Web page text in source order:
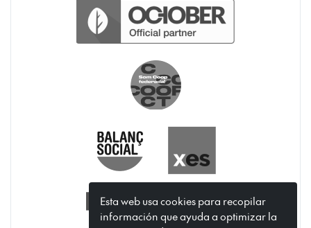
Esta web usa cookies para recopilar
información que ayuda a optimizar la